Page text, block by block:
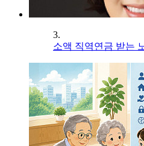
3.
소액 직역연금 받는